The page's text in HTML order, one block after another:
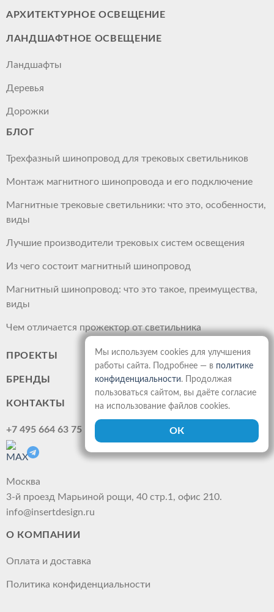
АРХИТЕКТУРНОЕ ОСВЕЩЕНИЕ
ЛАНДШАФТНОЕ ОСВЕЩЕНИЕ
Ландшафты
Деревья
Дорожки
БЛОГ
Трехфазный шинопровод для трековых светильников
Монтаж магнитного шинопровода и его подключение
Магнитные трековые светильники: что это, особенности,
виды
Лучшие производители трековых систем освещения
Из чего состоит магнитный шинопровод
Магнитный шинопровод: что это такое, преимущества,
виды
Чем отличается прожектор от светильника
ПРОЕКТЫ
БРЕНДЫ
КОНТАКТЫ
+7 495 664 63 75
Москва
3-й проезд Марьиной рощи, 40 стр.1, офис 210.
info@insertdesign.ru
О КОМПАНИИ
Оплата и доставка
Политика конфиденциальности
Мы используем cookies для улучшения
работы сайта. Подробнее — в политике
конфиденциальности. Продолжая
пользоваться сайтом, вы даёте согласие
на использование файлов cookies.